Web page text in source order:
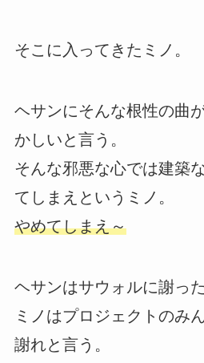
そこに入ってきたミノ。
ヘサンにそんな根性の曲
かしいと言う。
そんな邪悪な心では建築
てしまえというミノ。
やめてしまえ～
ヘサンはサウォルに謝った
ミノはプロジェクトのみ
謝れと言う。